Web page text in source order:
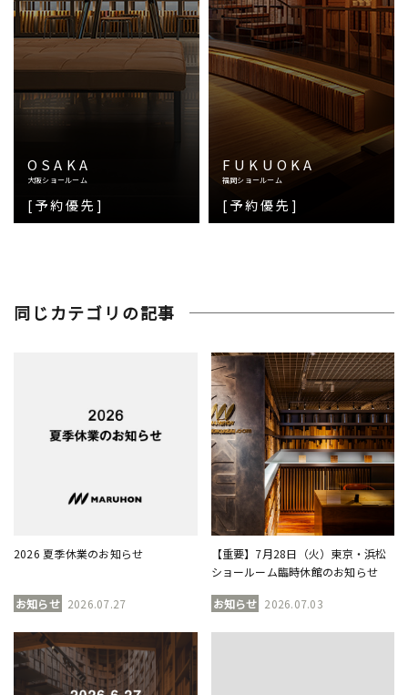
OSAKA
大阪ショールーム
[予約優先]
FUKUOKA
福岡ショールーム
[予約優先]
同じカテゴリの記事
2026 夏季休業のお知らせ
お知らせ 2026.07.27
【重要】7月28日（火）東京・浜松
ショールーム臨時休館のお知らせ
お知らせ 2026.07.03